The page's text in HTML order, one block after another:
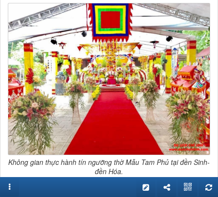
Không gian thực hành tín ngưỡng thờ Mẫu Tam Phủ tại đền Sinh-
đền Hóa.
Tín ngưỡng thờ Mẫu của người Việt được xuất phát từ tín ngưỡng